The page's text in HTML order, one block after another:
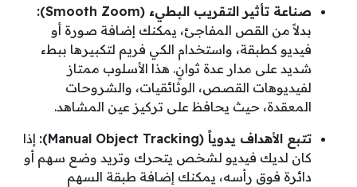
صناعة تأثير التقريب البطيء (Smooth Zoom):
بدلاً من القص المفاجئ، يمكنك إضافة صورة أو
فيديو كطبقة، واستخدام الكي فريم لتكبيرها ببطء
شديد على مدار عدة ثوانٍ. هذا الأسلوب ممتاز
لفيديوهات القصص، الوثائقيات، والشروحات
المعقدة، حيث يحافظ على تركيز عين المشاهد.
تتبع الأهداف يدوياً (Manual Object Tracking):
إذا
كان لديك فيديو لشخص يتحرك وتريد وضع سهم أو
دائرة فوق رأسه، يمكنك إضافة طبقة السهم